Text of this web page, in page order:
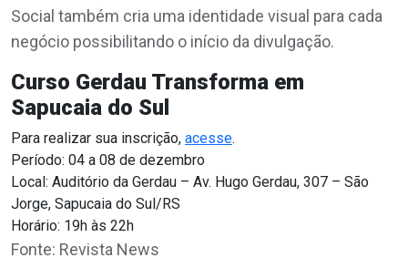
Social também cria uma identidade visual para cada
negócio possibilitando o início da divulgação.
Curso Gerdau Transforma em
Sapucaia do Sul
Para realizar sua inscrição, acesse.
Período: 04 a 08 de dezembro
Local: Auditório da Gerdau – Av. Hugo Gerdau, 307 – São
Jorge, Sapucaia do Sul/RS
Horário: 19h às 22h
Fonte: Revista News